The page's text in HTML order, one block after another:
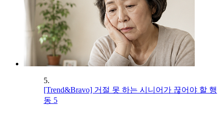
5.
[Trend&Bravo] 거절 못 하는 시니어가 끊어야 할 행
동 5